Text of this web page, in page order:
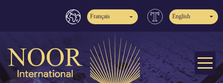
Français English